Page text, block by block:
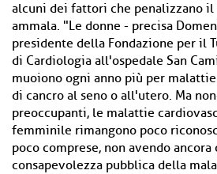
alcuni dei fattori che penalizzano il
ammala. "Le donne - precisa
presidente della Fondazione per il
di Cardiologia all'ospedale San
muoiono ogni anno più per
di cancro al seno o all'utero. Ma
preoccupanti, le malattie
femminile rimangono poco
poco comprese, non avendo
consapevolezza pubblica della